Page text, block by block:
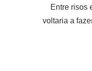
Entre risos
voltaria a